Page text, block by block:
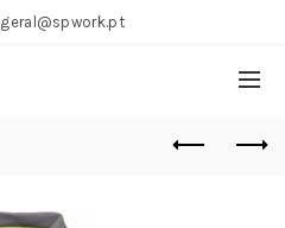
geral@spwork.pt